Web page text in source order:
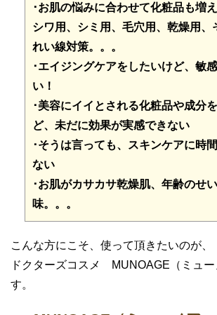
･お肌の悩みに合わせて化粧品も増
シワ用、シミ用、毛穴用、乾燥用、
れい線対策。。。
･エイジングケアをしたいけど、敏
い！
･美容にイイとされる化粧品や成分
ど、未だに効果が実感できない
･そうは言っても、スキンケアに時
ない
･お肌がカサカサ乾燥肌、年齢のせ
味。。。
こんな方にこそ、使って頂きたいのが、
ドクターズコスメ MUNOAGE（ミュ
す。